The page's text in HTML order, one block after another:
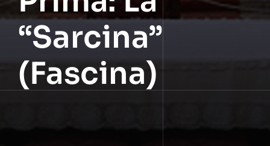
“Sarcina”
(Fascina)